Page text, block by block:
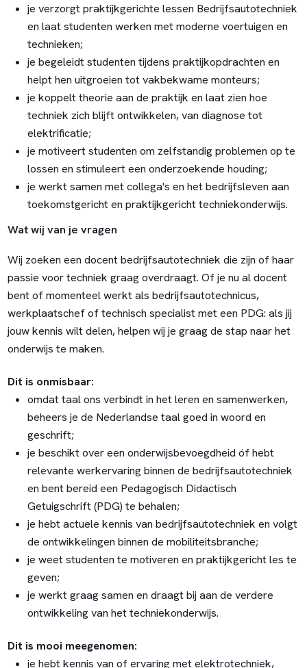
je verzorgt praktijkgerichte lessen Bedrijfsautotechniek
en laat studenten werken met moderne voertuigen en
technieken;
je begeleidt studenten tijdens praktijkopdrachten en
helpt hen uitgroeien tot vakbekwame monteurs;
je koppelt theorie aan de praktijk en laat zien hoe
techniek zich blijft ontwikkelen, van diagnose tot
elektrificatie;
je motiveert studenten om zelfstandig problemen op te
lossen en stimuleert een onderzoekende houding;
je werkt samen met collega's en het bedrijfsleven aan
toekomstgericht en praktijkgericht techniekonderwijs.
Wat wij van je vragen
Wij zoeken een docent bedrijfsautotechniek die zijn of haar
passie voor techniek graag overdraagt. Of je nu al docent
bent of momenteel werkt als bedrijfsautotechnicus,
werkplaatschef of technisch specialist met een PDG: als jij
jouw kennis wilt delen, helpen wij je graag de stap naar het
onderwijs te maken.
Dit is onmisbaar:
omdat taal ons verbindt in het leren en samenwerken,
beheers je de Nederlandse taal goed in woord en
geschrift;
je beschikt over een onderwijsbevoegdheid óf hebt
relevante werkervaring binnen de bedrijfsautotechniek
en bent bereid een Pedagogisch Didactisch
Getuigschrift (PDG) te behalen;
je hebt actuele kennis van bedrijfsautotechniek en volgt
de ontwikkelingen binnen de mobiliteitsbranche;
je weet studenten te motiveren en praktijkgericht les te
geven;
je werkt graag samen en draagt bij aan de verdere
ontwikkeling van het techniekonderwijs.
Dit is mooi meegenomen:
je hebt kennis van of ervaring met elektrotechniek,